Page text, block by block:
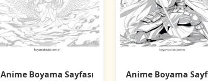
Anime Boyama Sayfası Anime Boyama